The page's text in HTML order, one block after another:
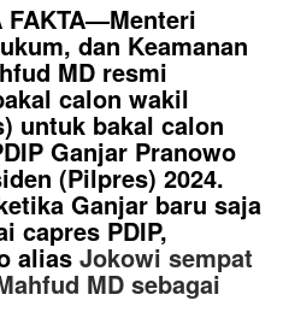
FAKTA—Menteri
dan Keamanan
MD resmi
calon wakil
untuk bakal calon
Ganjar Pranowo
(Pilpres) 2024.
Ganjar baru saja
capres PDIP,
alias Jokowi sempat
MD sebagai